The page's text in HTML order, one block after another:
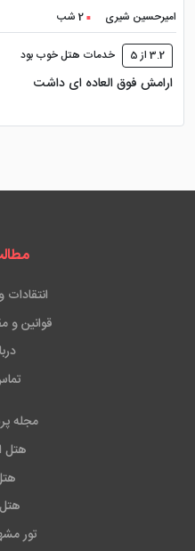
امیرحسین شیری 2 شب
3.2 از 5 خدمات هتل خوب بود
ارامش فوق العاده ای داشت
قوانین و
مجله
هتل
تور